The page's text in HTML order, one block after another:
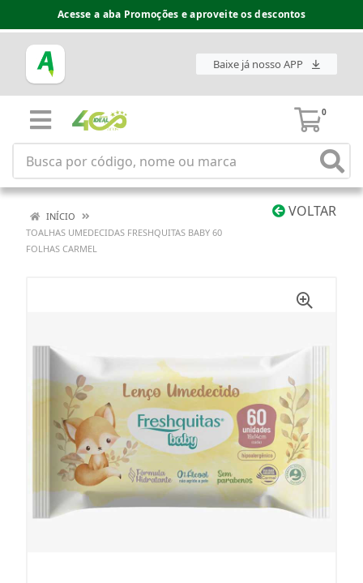
Acesse a aba Promoções e aproveite os descontos
Baixe já nosso APP
0
VOLTAR
INÍCIO
TOALHAS UMEDECIDAS FRESHQUITAS BABY 60
FOLHAS CARMEL